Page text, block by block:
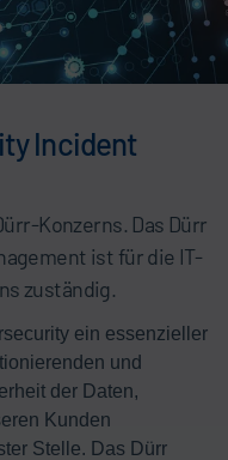
Incident
Konzerns. Das Dürr
ist für die IT-
zuständig.
ein essenzieller
und
der Daten,
Kunden
Stelle. Das Dürr